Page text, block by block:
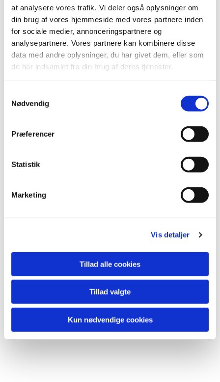
at analysere vores trafik. Vi deler også oplysninger om
din brug af vores hjemmeside med vores partnere inden
for sociale medier, annonceringspartnere og
analysepartnere. Vores partnere kan kombinere disse
data med andre oplysninger, du har givet dem, eller som
de har indsamlet fra din brug af deres tjenester.
Nødvendig
Præferencer
Statistik
Marketing
Vis detaljer
Tillad alle cookies
Tillad valgte
Kun nødvendige cookies
Du vil måske også kunne